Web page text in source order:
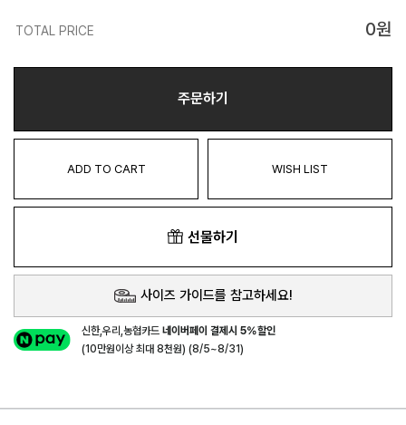
TOTAL PRICE 0원
주문하기
ADD TO CART WISH LIST
선물하기
사이즈 가이드를 참고하세요!
신한,우리,농협카드네이버페이 결제시 5%할인
(10만원이상 최대 8천원) (8/5~8/31)